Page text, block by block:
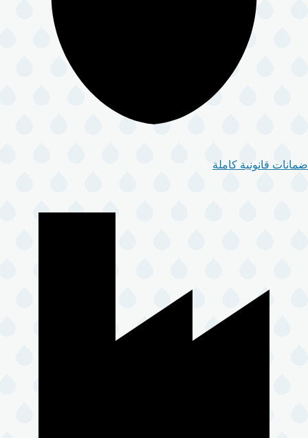
ضمانات قانونية كاملة